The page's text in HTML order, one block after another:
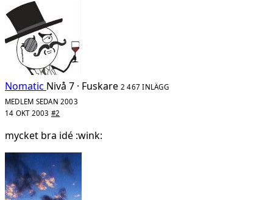
Nomatic Nivå 7 · Fuskare 2 467 INLÄGG
MEDLEM SEDAN 2003
14 OKT 2003 #2
mycket bra idé :wink: